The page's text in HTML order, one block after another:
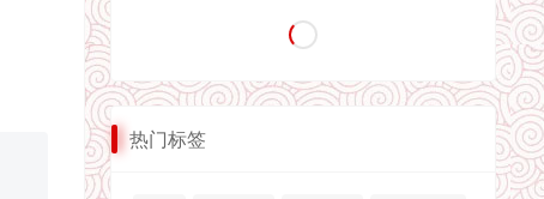
热门标签